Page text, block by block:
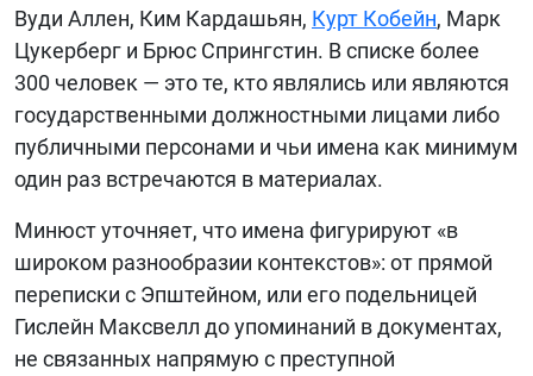
Вуди Аллен, Ким Кардашьян, Курт Кобейн, Марк
Цукерберг и Брюс Спрингстин. В списке более
300 человек — это те, кто являлись или являются
государственными должностными лицами либо
публичными персонами и чьи имена как минимум
один раз встречаются в материалах.
Минюст уточняет, что имена фигурируют «в
широком разнообразии контекстов»: от прямой
переписки с Эпштейном, или его подельницей
Гислейн Максвелл до упоминаний в документах,
не связанных напрямую с преступной